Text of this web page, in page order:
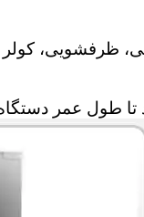
ظرفشویی، کولر
طول عمر دستگاه